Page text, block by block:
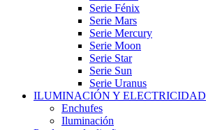
Serie Fénix
Serie Mars
Serie Mercury
Serie Moon
Serie Star
Serie Sun
Serie Uranus
ILUMINACIÓN Y ELECTRICIDAD
Enchufes
Iluminación